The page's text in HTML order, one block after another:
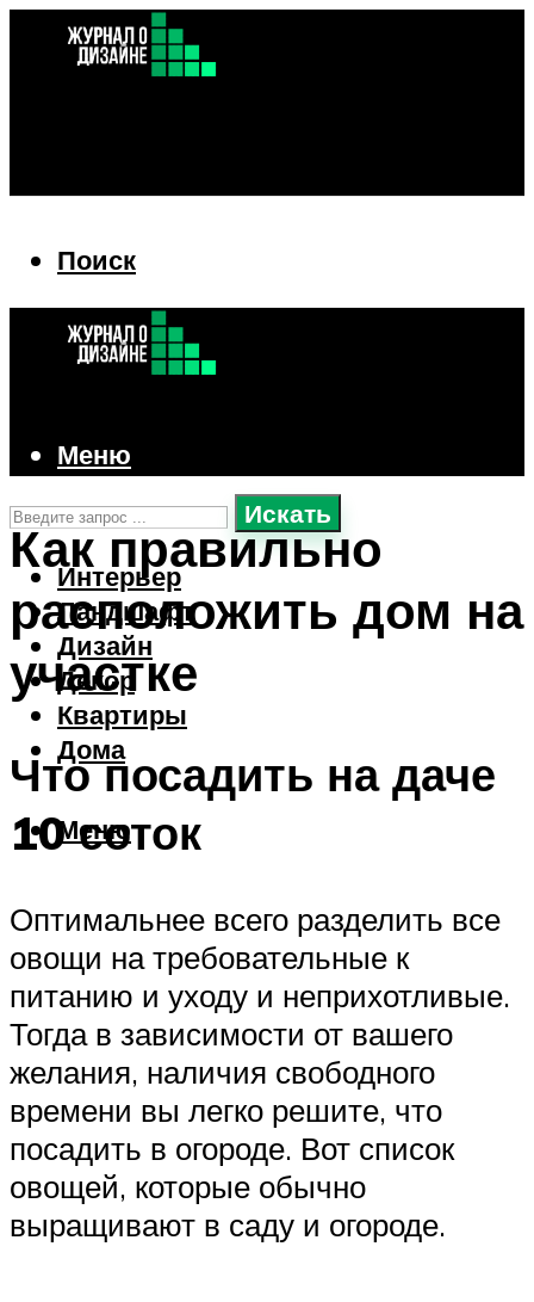
Поиск
Искать
Интерьер
Ландшафт
Дизайн
Декор
Квартиры
Дома
Меню
Меню
Как правильно
расположить дом на
участке
Что посадить на даче
10 соток
Оптимальнее всего разделить все
овощи на требовательные к
питанию и уходу и неприхотливые.
Тогда в зависимости от вашего
желания, наличия свободного
времени вы легко решите, что
посадить в огороде. Вот список
овощей, которые обычно
выращивают в саду и огороде.